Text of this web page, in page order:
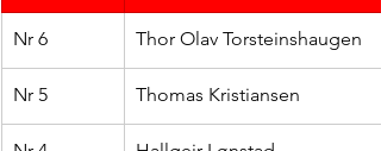
Nr 6 Thor Olav Torsteinshaugen
Nr 5 Thomas Kristiansen